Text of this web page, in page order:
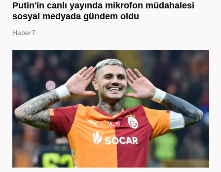
Putin'in canlı yayında mikrofon müdahalesi
sosyal medyada gündem oldu
Haber7